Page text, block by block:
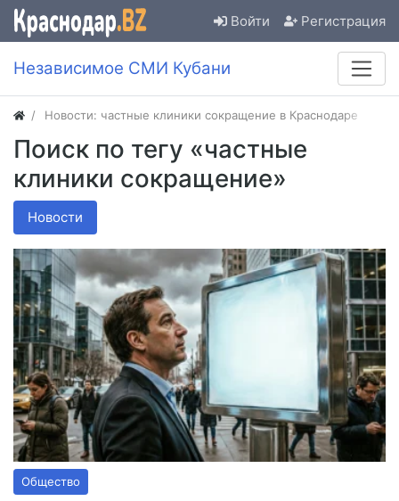
Войти Регистрация
Независимое СМИ Кубани
Новости: частные клиники сокращение в Краснодаре
Поиск по тегу «частные
клиники сокращение»
Новости
Общество